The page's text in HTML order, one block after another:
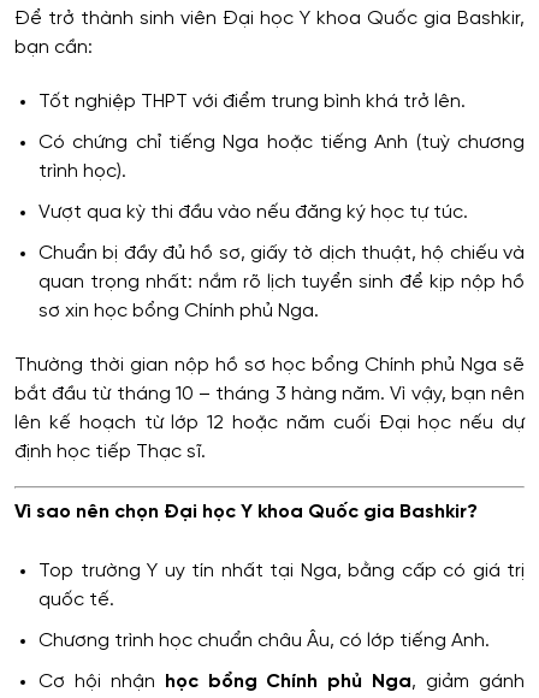
Để trở thành sinh viên Đại học Y khoa Quốc gia Bashkir,
bạn cần:
Tốt nghiệp THPT với điểm trung bình khá trở lên.
Có chứng chỉ tiếng Nga hoặc tiếng Anh (tuỳ chương
trình học).
Vượt qua kỳ thi đầu vào nếu đăng ký học tự túc.
Chuẩn bị đầy đủ hồ sơ, giấy tờ dịch thuật, hộ chiếu và
quan trọng nhất: nắm rõ lịch tuyển sinh để kịp nộp hồ
sơ xin học bổng Chính phủ Nga.
Thường thời gian nộp hồ sơ học bổng Chính phủ Nga sẽ
bắt đầu từ tháng 10 – tháng 3 hàng năm. Vì vậy, bạn nên
lên kế hoạch từ lớp 12 hoặc năm cuối Đại học nếu dự
định học tiếp Thạc sĩ.
Vì sao nên chọn Đại học Y khoa Quốc gia Bashkir?
Top trường Y uy tín nhất tại Nga, bằng cấp có giá trị
quốc tế.
Chương trình học chuẩn châu Âu, có lớp tiếng Anh.
Cơ hội nhận
học bổng Chính phủ Nga, giảm gánh